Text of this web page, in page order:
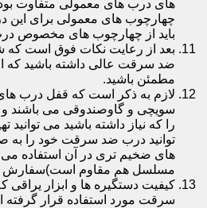
های درب های معمولی متفاوت
چهارچوب های معمولی برای این
باید از چهارچوب های مخصوص
بعد از رعایت نکات فوق است که
ضد سرقت عالی داشته باشید که
مطمئن باشید.
لازم به ذکر است که قفل درب
سویچی و گاوصندوقی می باشند و
را که نیاز داشته باشید می
توانید درب ضد سرقت خود را به
های ضخیم تری در آن استفاده می
مسلسل هم مقاوم است)سفارش
کیفیت دستگیره ها و ابزار
سرقت مورد استفاده قرار